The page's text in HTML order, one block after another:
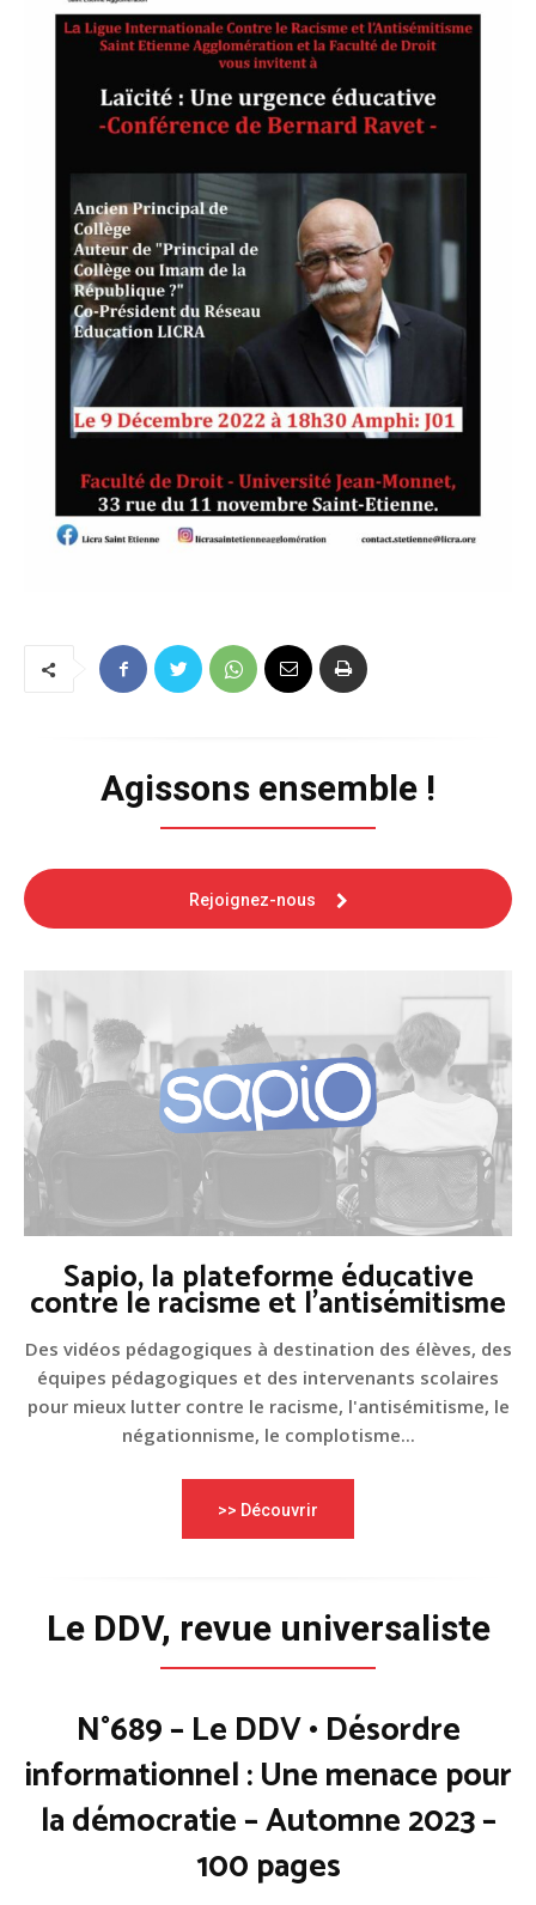
Agissons ensemble !
Rejoignez-nous
Sapio, la plateforme éducative
contre le racisme et l'antisémitisme
Des vidéos pédagogiques à destination des élèves, des
équipes pédagogiques et des intervenants scolaires
pour mieux lutter contre le racisme, l'antisémitisme, le
négationnisme, le complotisme...
>> Découvrir
Le DDV, revue universaliste
N°689 – Le DDV • Désordre
informationnel : Une menace pour
la démocratie – Automne 2023 –
100 pages